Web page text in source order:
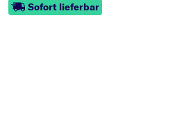
Sofort lieferbar